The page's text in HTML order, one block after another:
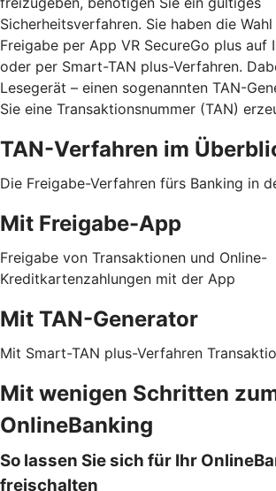
Sicherheitsverfahren. Sie haben die
Freigabe per App VR SecureGo plus auf
oder per Smart-TAN plus-Verfahren.
Lesegerät – einen sogenannten TAN-
Sie eine Transaktionsnummer (TAN)
TAN-Verfahren im
Die Freigabe-Verfahren fürs Banking in
Mit Freigabe-App
Freigabe von Transaktionen und Online-
Kreditkartenzahlungen mit der App
Mit TAN-Generator
Mit Smart-TAN plus-Verfahren
Mit wenigen Schritten
OnlineBanking
So lassen Sie sich für Ihr
freischalten